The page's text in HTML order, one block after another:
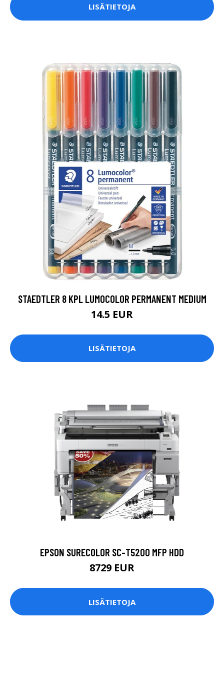
LISÄTIETOJA
STAEDTLER 8 KPL LUMOCOLOR PERMANENT MEDIUM
14.5 EUR
LISÄTIETOJA
EPSON SURECOLOR SC-T5200 MFP HDD
8729 EUR
LISÄTIETOJA